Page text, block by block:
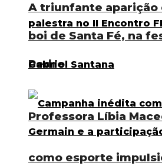
A triunfante aparição
boi de Santa Fé, na
Pedro
Professora Líbia
como esporte